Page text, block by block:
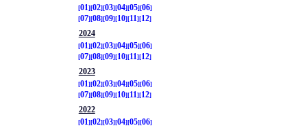
01
02 03 04 05 06
07 08 09 10 11
12
2024
01
02 03 04 05 06
07 08 09 10 11
12
2023
01
02 03 04 05 06
07 08 09 10 11
12
2022
01
02 03 04 05 06